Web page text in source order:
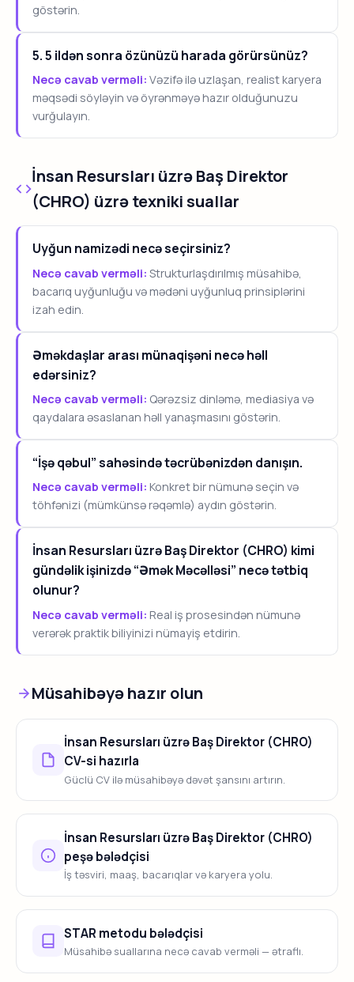
göstərin.
5. 5 ildən sonra özünüzü harada görürsünüz?
Necə cavab verməli: Vəzifə ilə uzlaşan, realist karyera
məqsədi söyləyin və öyrənməyə hazır olduğunuzu
vurğulayın.
İnsan Resursları üzrə Baş Direktor
(CHRO) üzrə texniki suallar
Uyğun namizədi necə seçirsiniz?
Necə cavab verməli: Strukturlaşdırılmış müsahibə,
bacarıq uyğunluğu və mədəni uyğunluq prinsiplərini
izah edin.
Əməkdaşlar arası münaqişəni necə həll
edərsiniz?
Necə cavab verməli: Qərəzsiz dinləmə, mediasiya və
qaydalara əsaslanan həll yanaşmasını göstərin.
“İşə qəbul” sahəsində təcrübənizdən danışın.
Necə cavab verməli: Konkret bir nümunə seçin və
töhfənizi (mümkünsə rəqəmlə) aydın göstərin.
İnsan Resursları üzrə Baş Direktor (CHRO) kimi
gündəlik işinizdə “Əmək Məcəlləsi” necə tətbiq
olunur?
Necə cavab verməli: Real iş prosesindən nümunə
verərək praktik biliyinizi nümayiş etdirin.
Müsahibəyə hazır olun
İnsan Resursları üzrə Baş Direktor (CHRO)
CV-si hazırla
Güclü CV ilə müsahibəyə dəvət şansını artırın.
İnsan Resursları üzrə Baş Direktor (CHRO)
peşə bələdçisi
İş təsviri, maaş, bacarıqlar və karyera yolu.
STAR metodu bələdçisi
Müsahibə suallarına necə cavab verməli — ətraflı.